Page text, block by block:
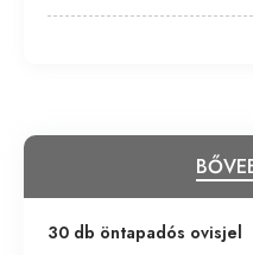
30 db öntapadós ovisjel